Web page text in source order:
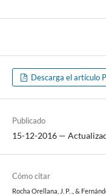
Descarga el artículo
Publicado
15-12-2016 —
Cómo citar
Rocha Orellana, J. P. ., &